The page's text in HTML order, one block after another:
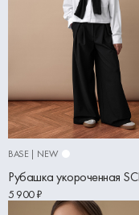
BASE | NEW
5 900 ₽